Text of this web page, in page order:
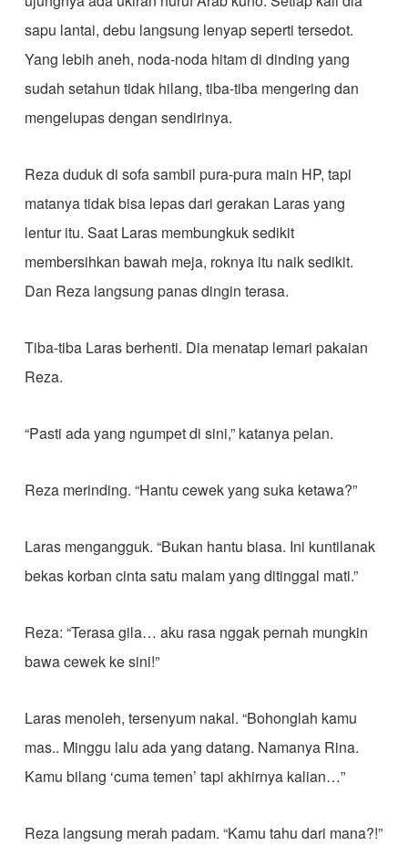
sapu lantai, debu langsung lenyap seperti tersedot.
Yang lebih aneh, noda-noda hitam di dinding yang
sudah setahun tidak hilang, tiba-tiba mengering dan
mengelupas dengan sendirinya.
Reza duduk di sofa sambil pura-pura main HP, tapi
matanya tidak bisa lepas dari gerakan Laras yang
lentur itu. Saat Laras membungkuk sedikit
membersihkan bawah meja, roknya itu naik sedikit.
Dan Reza langsung panas dingin terasa.
Tiba-tiba Laras berhenti. Dia menatap lemari pakaian
Reza.
“Pasti ada yang ngumpet di sini,” katanya pelan.
Reza merinding. “Hantu cewek yang suka ketawa?”
Laras mengangguk. “Bukan hantu biasa. Ini kuntilanak
bekas korban cinta satu malam yang ditinggal mati.”
Reza: “Terasa gila… aku rasa nggak pernah mungkin
bawa cewek ke sini!”
Laras menoleh, tersenyum nakal. “Bohonglah kamu
mas.. Minggu lalu ada yang datang. Namanya Rina.
Kamu bilang ‘cuma temen’ tapi akhirnya kalian…”
Reza langsung merah padam. “Kamu tahu dari mana?!”